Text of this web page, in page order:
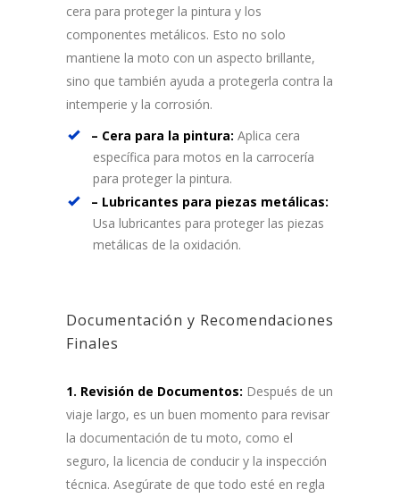
cera para proteger la pintura y los
componentes metálicos. Esto no solo
mantiene la moto con un aspecto brillante,
sino que también ayuda a protegerla contra la
intemperie y la corrosión.
– Cera para la pintura: Aplica cera
específica para motos en la carrocería
para proteger la pintura.
– Lubricantes para piezas metálicas:
Usa lubricantes para proteger las piezas
metálicas de la oxidación.
Documentación y Recomendaciones
Finales
1. Revisión de Documentos: Después de un
viaje largo, es un buen momento para revisar
la documentación de tu moto, como el
seguro, la licencia de conducir y la inspección
técnica. Asegúrate de que todo esté en regla